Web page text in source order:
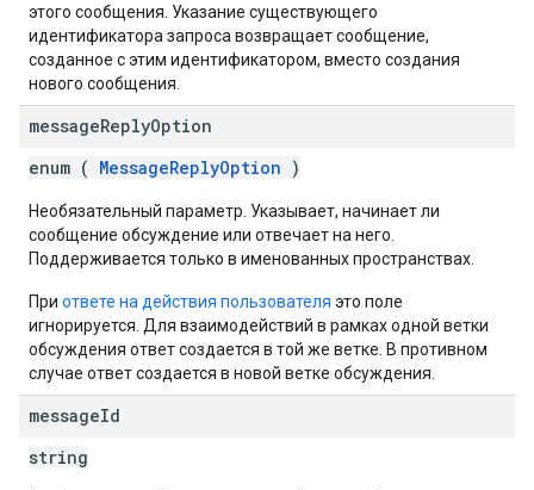
этого сообщения. Указание существующего
идентификатора запроса возвращает сообщение,
созданное с этим идентификатором, вместо создания
нового сообщения.
messageReplyOption
enum ( MessageReplyOption )
Необязательный параметр. Указывает, начинает ли
сообщение обсуждение или отвечает на него.
Поддерживается только в именованных пространствах.
При ответе на действия пользователя это поле
игнорируется. Для взаимодействий в рамках одной ветки
обсуждения ответ создается в той же ветке. В противном
случае ответ создается в новой ветке обсуждения.
messageId
string